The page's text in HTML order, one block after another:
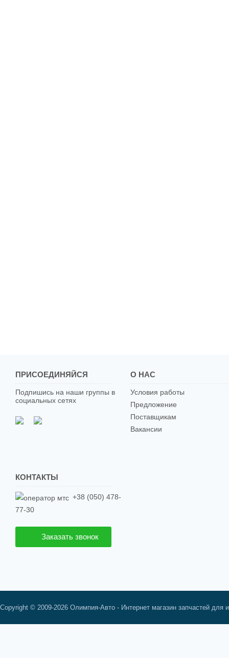
ПРИСОЕДИНЯЙСЯ
Подпишись на наши группы в
социальных сетях
О НАС
Условия работы
Предложение
Поставщикам
Вакансии
КОНТАКТЫ
+38 (050) 478-
77-30
Заказать звонок
Copyright © 2009-2026 Олимпия-Авто - Интернет магазин запчастей для